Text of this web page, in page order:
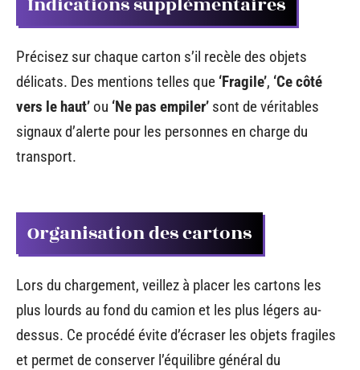
Précisez sur chaque carton s’il recèle des objets
délicats. Des mentions telles que ‘Fragile’, ‘Ce côté
vers le haut’ ou ‘Ne pas empiler’ sont de véritables
signaux d’alerte pour les personnes en charge du
transport.
Organisation des cartons
Lors du chargement, veillez à placer les cartons les
plus lourds au fond du camion et les plus légers au-
dessus. Ce procédé évite d’écraser les objets fragiles
et permet de conserver l’équilibre général du